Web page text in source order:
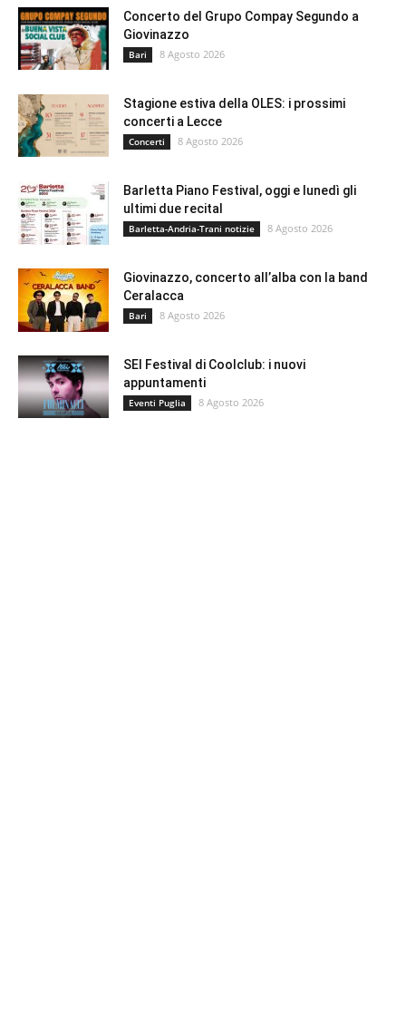
Concerto del Grupo Compay Segundo a
Giovinazzo
Bari 8 Agosto 2026
Stagione estiva della OLES: i prossimi
concerti a Lecce
Concerti 8 Agosto 2026
Barletta Piano Festival, oggi e lunedì gli
ultimi due recital
Barletta-Andria-Trani notizie 8 Agosto 2026
Giovinazzo, concerto all’alba con la band
Ceralacca
Bari 8 Agosto 2026
SEI Festival di Coolclub: i nuovi
appuntamenti
Eventi Puglia 8 Agosto 2026